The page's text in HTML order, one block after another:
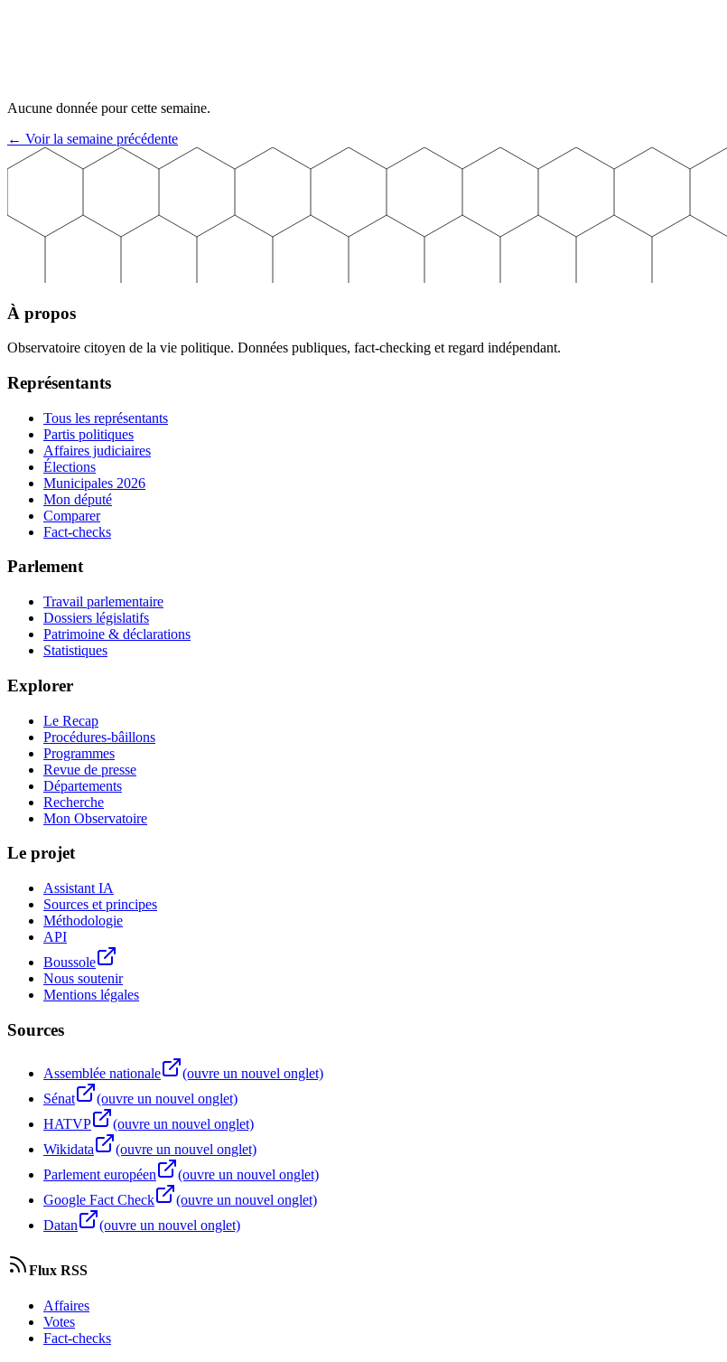
Aucune donnée pour cette semaine.
← Voir la semaine précédente
À propos
Observatoire citoyen de la vie politique. Données publiques, fact-checking et regard indépendant.
Représentants
Tous les représentants
Partis politiques
Affaires judiciaires
Élections
Municipales 2026
Mon député
Comparer
Fact-checks
Parlement
Travail parlementaire
Dossiers législatifs
Patrimoine & déclarations
Statistiques
Explorer
Le Recap
Procédures-bâillons
Programmes
Revue de presse
Départements
Recherche
Mon Observatoire
Le projet
Assistant IA
Sources et principes
Méthodologie
API
Boussole
Nous soutenir
Mentions légales
Sources
Assemblée nationale
(ouvre un nouvel onglet)
Sénat
(ouvre un nouvel onglet)
HATVP
(ouvre un nouvel onglet)
Wikidata
(ouvre un nouvel onglet)
Parlement européen
(ouvre un nouvel onglet)
Google Fact Check
(ouvre un nouvel onglet)
Datan
(ouvre un nouvel onglet)
Flux RSS
Affaires
Votes
Fact-checks